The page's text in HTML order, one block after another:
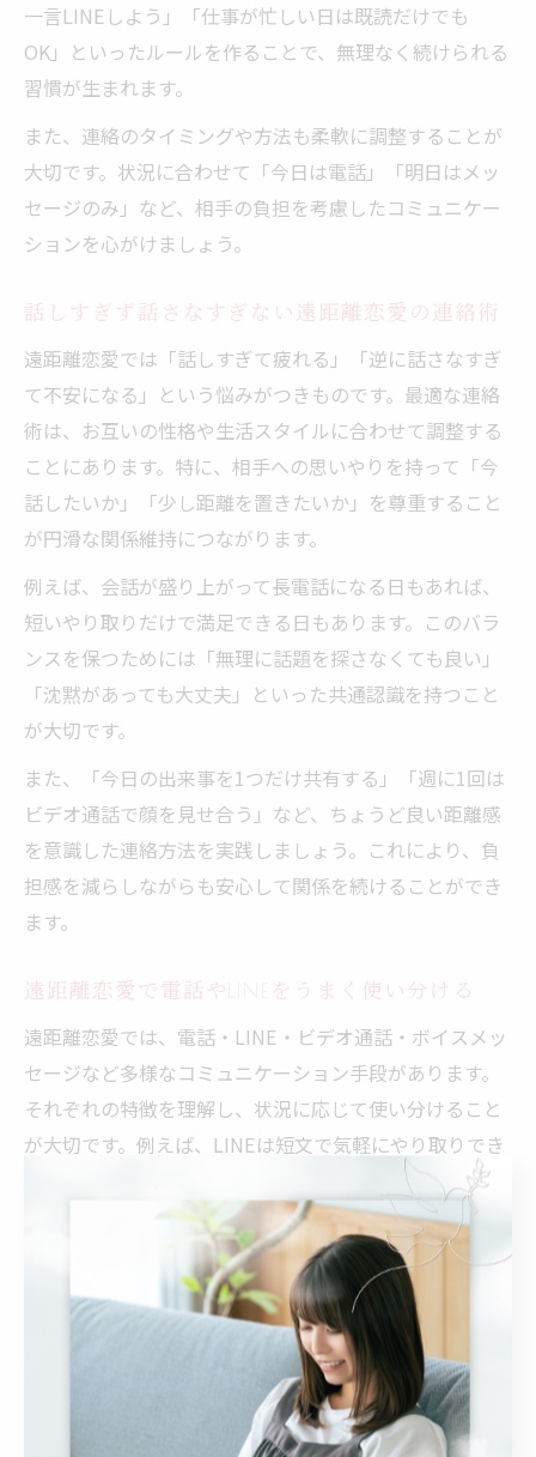
一言LINEしよう」「仕事が忙しい日は既読だけでも
OK」といったルールを作ることで、無理なく続けられる
習慣が生まれます。
また、連絡のタイミングや方法も柔軟に調整することが
大切です。状況に合わせて「今日は電話」「明日はメッ
セージのみ」など、相手の負担を考慮したコミュニケー
ションを心がけましょう。
話しすぎず話さなすぎない遠距離恋愛の連絡術
遠距離恋愛では「話しすぎて疲れる」「逆に話さなすぎ
て不安になる」という悩みがつきものです。最適な連絡
術は、お互いの性格や生活スタイルに合わせて調整する
ことにあります。特に、相手への思いやりを持って「今
話したいか」「少し距離を置きたいか」を尊重すること
が円滑な関係維持につながります。
例えば、会話が盛り上がって長電話になる日もあれば、
短いやり取りだけで満足できる日もあります。このバラ
ンスを保つためには「無理に話題を探さなくても良い」
「沈黙があっても大丈夫」といった共通認識を持つこと
が大切です。
また、「今日の出来事を1つだけ共有する」「週に1回は
ビデオ通話で顔を見せ合う」など、ちょうど良い距離感
を意識した連絡方法を実践しましょう。これにより、負
担感を減らしながらも安心して関係を続けることができ
ます。
遠距離恋愛で電話やLINEをうまく使い分ける
遠距離恋愛では、電話・LINE・ビデオ通話・ボイスメッ
セージなど多様なコミュニケーション手段があります。
それぞれの特徴を理解し、状況に応じて使い分けること
が大切です。例えば、LINEは短文で気軽にやり取りでき
るため、日常的な連絡やちょっとした報告に適していま
一方、電話やビデオ通話は声や表情を通じて感情を伝え
やすく、安心感を得やすい手段です。特に「声を聴くと
落ち着く」「顔を見て話すことで距離を感じにくい」と
いったメリットがあります。ボイスメッセージも、文章
では伝わりにくい温かみを補う手段として活用するカッ